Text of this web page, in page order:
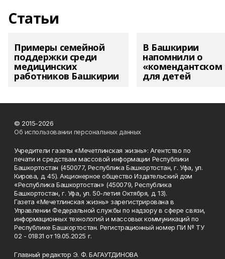
Статьи
Примеры семейной
поддержки среди
медицинских
работников Башкирии
В Башкирии
напомнили о
«комендантском
для детей
© 2015-2026
Об использовании персональных данных
Учредители газеты «Мечетлинская жизнь»: Агентство по
печати и средствам массовой информации Республики
Башкортостан (450077, Республика Башкортостан, г. Уфа, ул.
Кирова, д. 45). Акционерное общество Издательский дом
«Республика Башкортостан» (450079, Республика
Башкортостан, г. Уфа, ул. 50-летия Октября, д. 13).
Газета «Мечетлинская жизнь» зарегистрирована в
Управлении Федеральной службы по надзору в сфере связи,
информационных технологий и массовых коммуникаций по
Республике Башкортостан. Регистрационный номер ПИ № ТУ
02 - 01831 от 19.05.2025 г.
Главный редактор Э. Ф. БАГАУТДИНОВА